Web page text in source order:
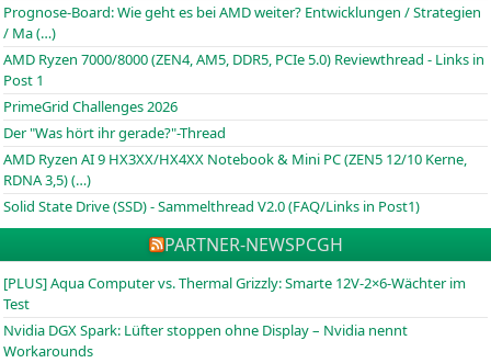
Prognose-Board: Wie geht es bei AMD weiter? Entwicklungen / Strategien
/ Ma (…)
AMD Ryzen 7000/8000 (ZEN4, AM5, DDR5, PCIe 5.0) Reviewthread - Links in
Post 1
PrimeGrid Challenges 2026
Der "Was hört ihr gerade?"-Thread
AMD Ryzen AI 9 HX3XX/HX4XX Notebook & Mini PC (ZEN5 12/10 Kerne,
RDNA 3,5) (…)
Solid State Drive (SSD) - Sammelthread V2.0 (FAQ/Links in Post1)
PARTNER-NEWSPCGH
[PLUS] Aqua Computer vs. Thermal Grizzly: Smarte 12V-2×6-Wächter im
Test
Nvidia DGX Spark: Lüfter stoppen ohne Display – Nvidia nennt
Workarounds